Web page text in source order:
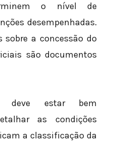
o nível de
desempenhadas.
a concessão do
são documentos
deve estar bem
as condições
a classificação da